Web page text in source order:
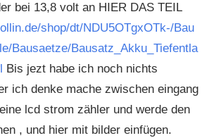
bei 13,8 volt an HIER DAS TEIL
shop/dt/NDU5OTgxOTk-/Bau
Bausaetze/Bausatz_Akku_Tiefentla
Bis jezt habe ich noch nichts
ich denke mache zwischen eingang
lcd strom zähler und werde den
, und hier mit bilder einfügen.